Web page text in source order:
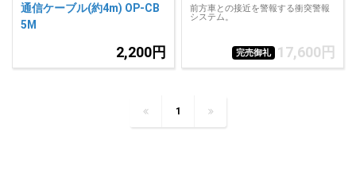
通信ケーブル(約4m) OP-CB
5M
2,200円
前方車との接近を警報する衝突警報
システム。
完売御礼 17,600円
1